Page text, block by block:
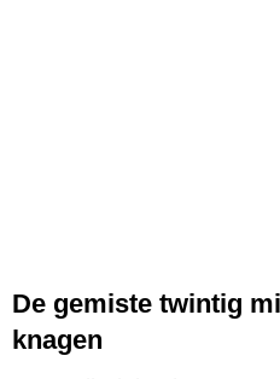
De gemiste twintig
knagen